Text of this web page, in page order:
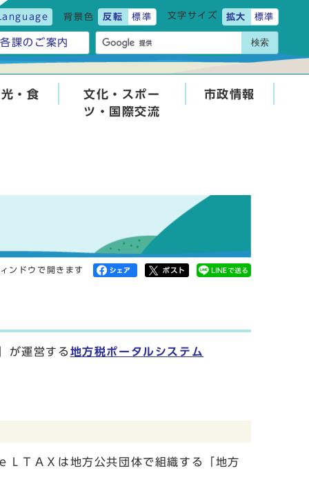
背景色 反転 標準 文字サイズ 拡大 標準
各課のご案内 検索
・食
文化・スポー
ツ・国際交流
市政情報
ンドウで開きます
が運営する 地方税ポータルシステム
ＴＡＸは地方公共団体で組織する「地方